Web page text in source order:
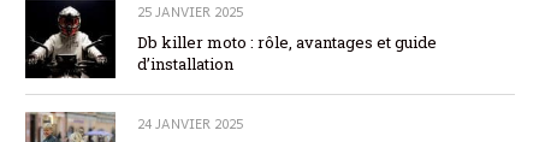
25 JANVIER 2025
Db killer moto : rôle, avantages et guide
d’installation
24 JANVIER 2025